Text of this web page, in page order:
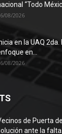
“Todo
08/2026
en la UAQ
en...
08/2026
de Puerta
ante la